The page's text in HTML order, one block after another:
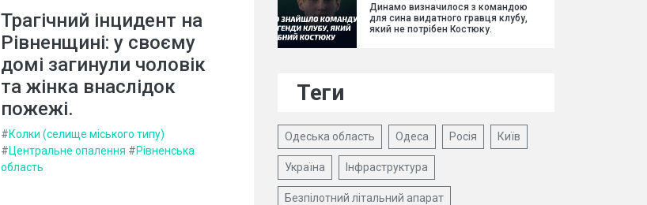
Трагічний інцидент на
Рівненщині: у своєму
домі загинули чоловік
та жінка внаслідок
пожежі.
#Колки (селище міського типу)
#Центральне опалення #Рівненська
область
Динамо визначилося з командою
для сина видатного гравця клубу,
який не потрібен Костюку.
Теги
Одеська область Одеса Росія Київ
Україна Інфраструктура
Безпілотний літальний апарат